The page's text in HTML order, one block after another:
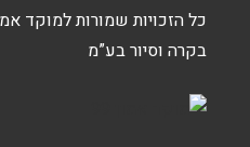
בקרה וסיור בע”מ